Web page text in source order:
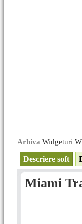
Arhiva Widgeturi
Descriere soft
Miami